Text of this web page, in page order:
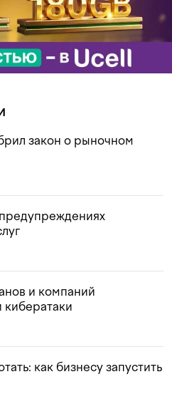
закон о рыночном
и компаний
кибератаки
как бизнесу запустить